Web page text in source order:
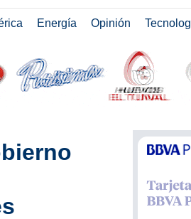
Energía Opinión